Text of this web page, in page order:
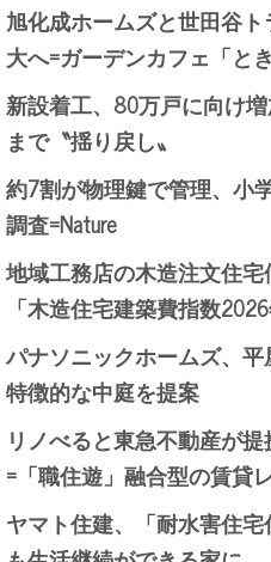
旭化成ホームズと世田谷
大へ=ガーデンカフェ「と
新設着工、80万戸に向け
まで〝揺り戻し〟
約7割が物理鍵で管理、小
調査=Nature
地域工務店の木造注文住宅
「木造住宅建築費指数
パナソニックホームズ、
特徴的な中庭を提案
リノべると東急不動産が
=「職住遊」融合型の賃貸
ヤマト住建、「耐水害住